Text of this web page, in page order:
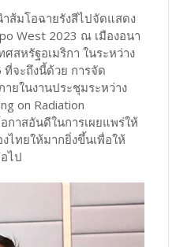
ส้มโอฉายรังสีไปจัดแสดง
West 2023 ณ เมืองอนา
สหรัฐอเมริกา ในระหว่าง
จะถึงนี้ด้วย การจัด
ยในงานประชุมระหว่าง
on Radiation
กาสอันดีในการเผยแพร่ให้
ไทยให้มากยิ่งขึ้นเพื่อให้
ไป